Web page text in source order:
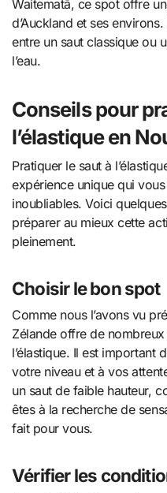
Waitematā, ce spot offre
d’Auckland et ses
entre un saut classique ou
l’eau.
Conseils pour
l’élastique en
Pratiquer le saut à
expérience unique qui
inoubliables. Voici
préparer au mieux cette
pleinement.
Choisir le bon spot
Comme nous l’avons vu
Zélande offre de
l’élastique. Il est important
votre niveau et à vos
un saut de faible hauteur,
êtes à la recherche de
fait pour vous.
Vérifier les